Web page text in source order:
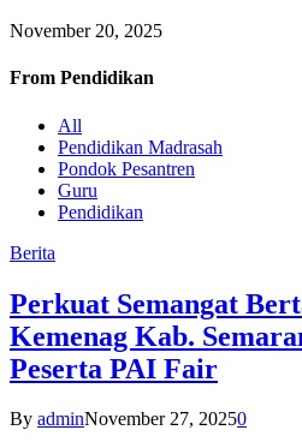
November 20, 2025
From Pendidikan
All
Pendidikan Madrasah
Pondok Pesantren
Guru
Pendidikan
Berita
Perkuat Semangat
Kemenag Kab.
Peserta PAI Fair
By adminNovember 27, 20250